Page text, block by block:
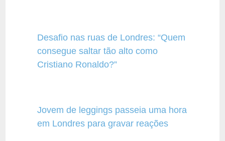
Desafio nas ruas de Londres: “Quem
consegue saltar tão alto como
Cristiano Ronaldo?”
Jovem de leggings passeia uma hora
em Londres para gravar reações